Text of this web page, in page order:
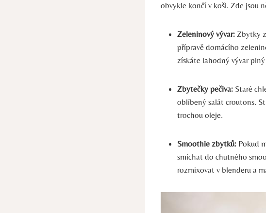
obvykle končí v koši. Zde jsou
Zeleninový vývar: Zbytky
přípravě domácího
získáte lahodný vývar
Zbytečky pečiva: Staré
oblíbený salát croutons.
trochou oleje.
Smoothie zbytků: Pokud
smíchat do chutného
rozmixovat v blenderu a